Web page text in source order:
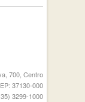
700, Centro
37130-000
3299-1000